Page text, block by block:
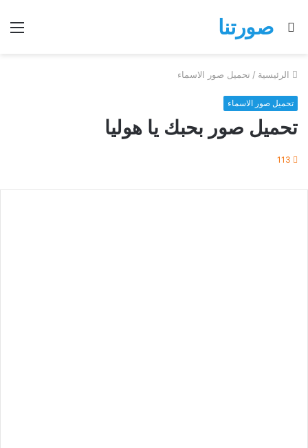
صورتنا
بحث
الرئيسية / تحميل صور الاسماء
تحميل صور الاسماء
تحميل صور بحبك يا هوليا
113